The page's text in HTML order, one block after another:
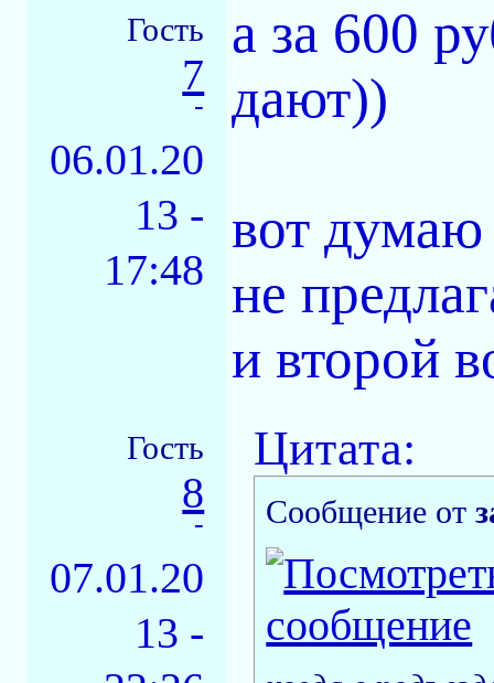
Гость
7
-
06.01.20
13 -
17:48
а за 600
дают))
вот
не
и второй
Гость
8
-
07.01.20
13 -
Цитата:
Сообщение от